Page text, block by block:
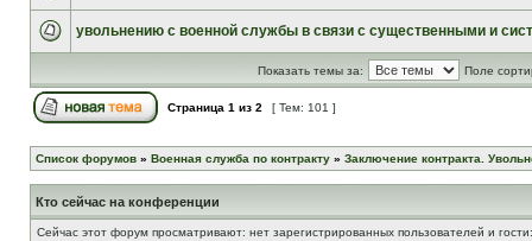
увольнению с военной службы в связи с существенными и
Показать темы за: Поле
Страница 1 из 2 [ Тем: 101 ]
Список форумов » Военная служба по контракту » Заключение контракта.
Кто сейчас на конференции
Сейчас этот форум просматривают: нет зарегистрированных пользователей и